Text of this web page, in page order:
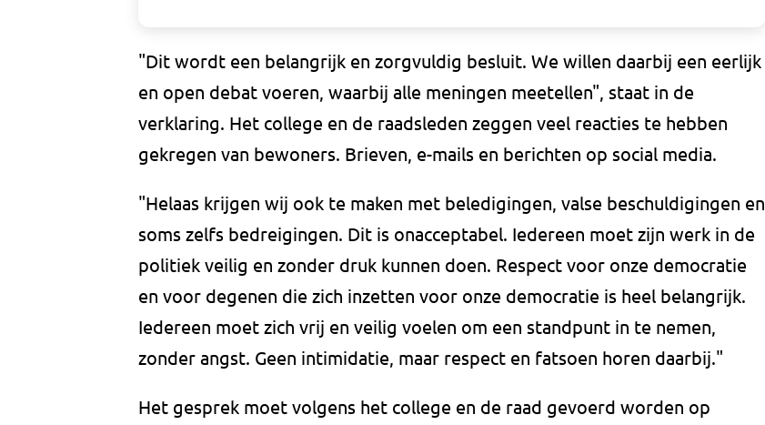
"Dit wordt een belangrijk en zorgvuldig besluit. We willen daarbij een eerlijk
en open debat voeren, waarbij alle meningen meetellen", staat in de
verklaring. Het college en de raadsleden zeggen veel reacties te hebben
gekregen van bewoners. Brieven, e-mails en berichten op social media.
"Helaas krijgen wij ook te maken met beledigingen, valse beschuldigingen en
soms zelfs bedreigingen. Dit is onacceptabel. Iedereen moet zijn werk in de
politiek veilig en zonder druk kunnen doen. Respect voor onze democratie
en voor degenen die zich inzetten voor onze democratie is heel belangrijk.
Iedereen moet zich vrij en veilig voelen om een standpunt in te nemen,
zonder angst. Geen intimidatie, maar respect en fatsoen horen daarbij."
Het gesprek moet volgens het college en de raad gevoerd worden op